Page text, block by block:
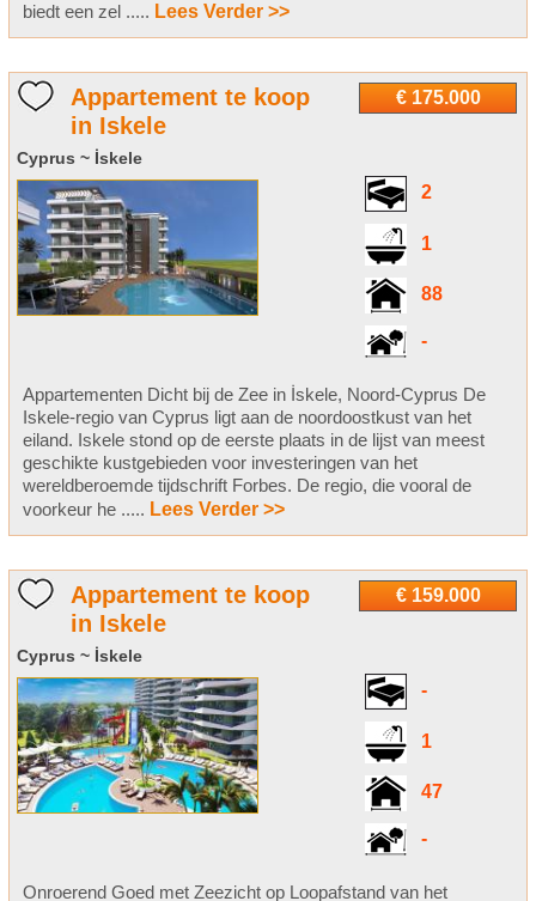
biedt een zel ..... Lees Verder >>
€ 175.000
Appartement te koop
in Iskele
Cyprus ~ İskele
2
1
88
-
Appartementen Dicht bij de Zee in İskele, Noord-Cyprus De
Iskele-regio van Cyprus ligt aan de noordoostkust van het
eiland. Iskele stond op de eerste plaats in de lijst van meest
geschikte kustgebieden voor investeringen van het
wereldberoemde tijdschrift Forbes. De regio, die vooral de
voorkeur he ..... Lees Verder >>
€ 159.000
Appartement te koop
in Iskele
Cyprus ~ İskele
-
1
47
-
Onroerend Goed met Zeezicht op Loopafstand van het